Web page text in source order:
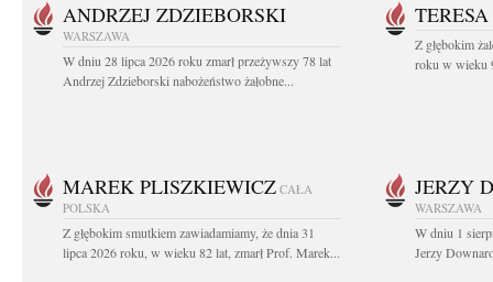
ANDRZEJ ZDZIEBORSKI
WARSZAWA
W dniu 28 lipca 2026 roku zmarł przeżywszy 78 lat
Andrzej Zdzieborski nabożeństwo żałobne...
Z głębokim
roku w wieku
MAREK PLISZKIEWICZ CAŁA
POLSKA
Z głębokim smutkiem zawiadamiamy, że dnia 31
lipca 2026 roku, w wieku 82 lat, zmarł Prof. Marek...
JERZY
WARSZAWA
W dniu 1
Jerzy